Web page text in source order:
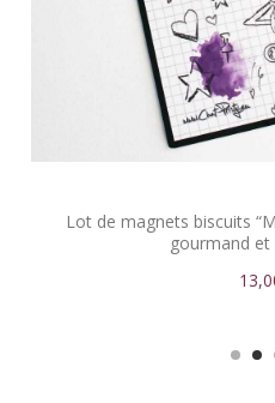
Lot de magnets biscuits
gourmand et